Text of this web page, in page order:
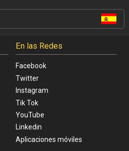
En las Redes
Facebook
Twitter
Instagram
Tik Tok
YouTube
Linkedin
Aplicaciones móviles